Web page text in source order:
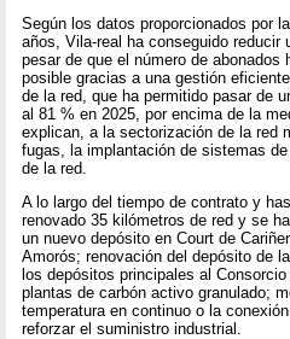
Según los datos proporcionados por
años, Vila-real ha conseguido reducir
pesar de que el número de
posible gracias a una gestión
de la red, que ha permitido pasar de
al 81 % en 2025, por encima de la
explican, a la sectorización de la red
fugas, la implantación de sistemas
de la red.
A lo largo del tiempo de contrato y
renovado 35 kilómetros de red y se
un nuevo depósito en Court de
Amorós; renovación del depósito de
los depósitos principales al
plantas de carbón activo granulado;
temperatura en continuo o la
reforzar el suministro industrial.